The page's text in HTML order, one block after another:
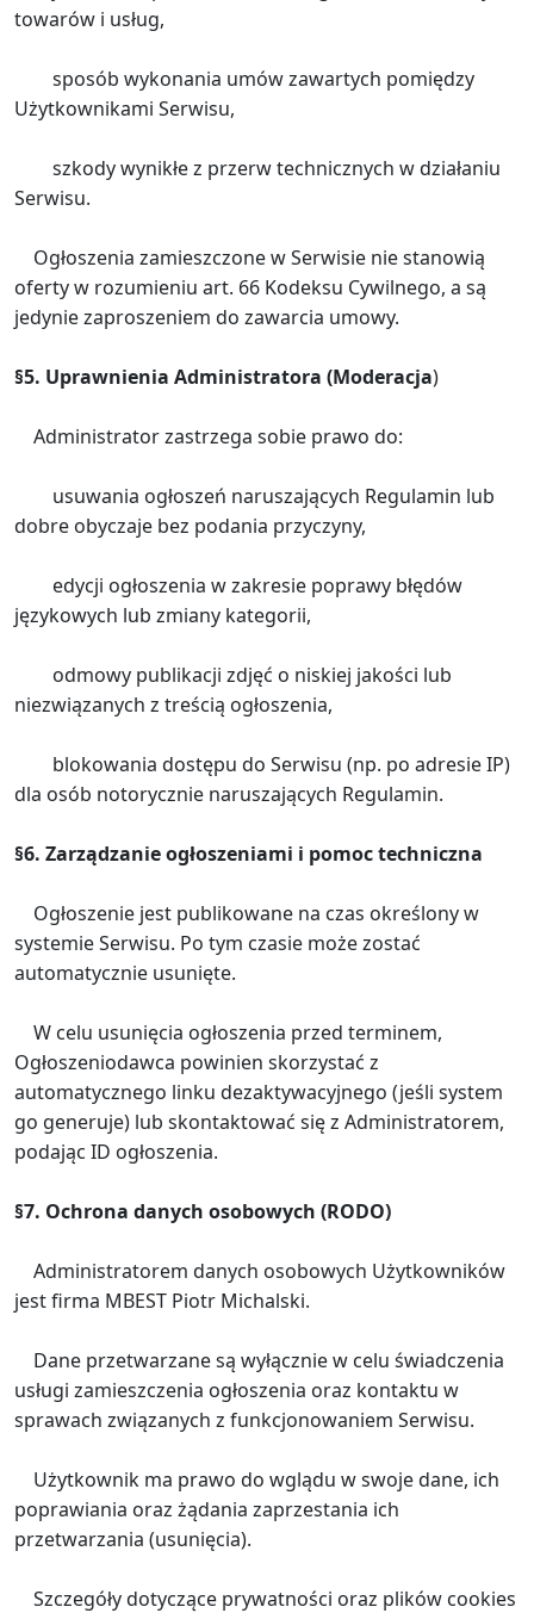
towarów i usług,
sposób wykonania umów zawartych pomiędzy
Użytkownikami Serwisu,
szkody wynikłe z przerw technicznych w działaniu
Serwisu.
Ogłoszenia zamieszczone w Serwisie nie stanowią
oferty w rozumieniu art. 66 Kodeksu Cywilnego, a są
jedynie zaproszeniem do zawarcia umowy.
§5. Uprawnienia Administratora (Moderacja)
Administrator zastrzega sobie prawo do:
usuwania ogłoszeń naruszających Regulamin lub
dobre obyczaje bez podania przyczyny,
edycji ogłoszenia w zakresie poprawy błędów
językowych lub zmiany kategorii,
odmowy publikacji zdjęć o niskiej jakości lub
niezwiązanych z treścią ogłoszenia,
blokowania dostępu do Serwisu (np. po adresie IP)
dla osób notorycznie naruszających Regulamin.
§6. Zarządzanie ogłoszeniami i pomoc techniczna
Ogłoszenie jest publikowane na czas określony w
systemie Serwisu. Po tym czasie może zostać
automatycznie usunięte.
W celu usunięcia ogłoszenia przed terminem,
Ogłoszeniodawca powinien skorzystać z
automatycznego linku dezaktywacyjnego (jeśli system
go generuje) lub skontaktować się z Administratorem,
podając ID ogłoszenia.
§7. Ochrona danych osobowych (RODO)
Administratorem danych osobowych Użytkowników
jest firma MBEST Piotr Michalski.
Dane przetwarzane są wyłącznie w celu świadczenia
usługi zamieszczenia ogłoszenia oraz kontaktu w
sprawach związanych z funkcjonowaniem Serwisu.
Użytkownik ma prawo do wglądu w swoje dane, ich
poprawiania oraz żądania zaprzestania ich
przetwarzania (usunięcia).
Szczegóły dotyczące prywatności oraz plików cookies